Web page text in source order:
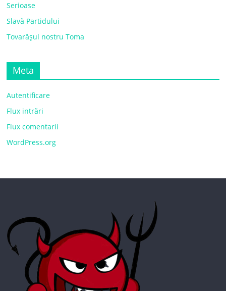
Serioase
Slavă Partidului
Tovarășul nostru Toma
Meta
Autentificare
Flux intrări
Flux comentarii
WordPress.org